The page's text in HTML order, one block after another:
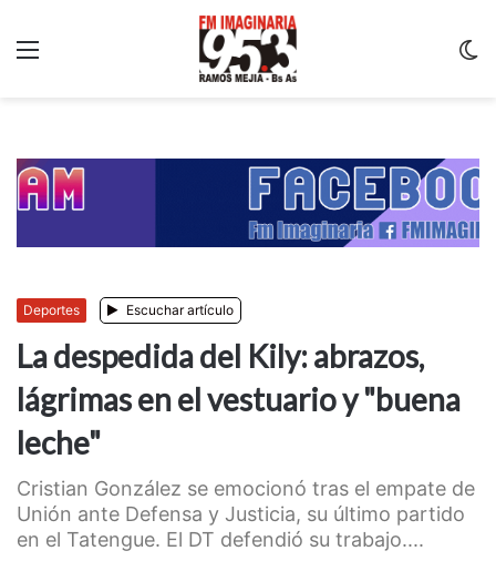
Deportes Escuchar artículo
La despedida del Kily: abrazos,
lágrimas en el vestuario y "buena
leche"
Cristian González se emocionó tras el empate de
Unión ante Defensa y Justicia, su último partido
en el Tatengue. El DT defendió su trabajo....